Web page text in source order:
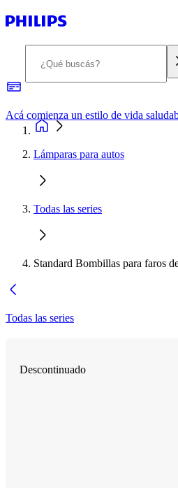
Lámparas para autos
Todas las series
Standard Bombillas para faros
Todas las series
Descontinuado